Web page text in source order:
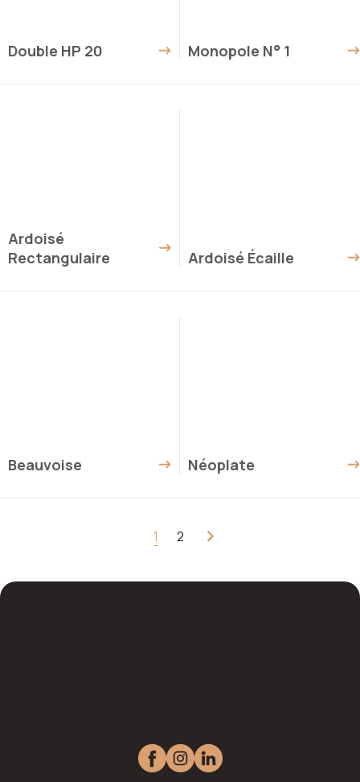
Double HP 20 Monopole N° 1
Ardoisé
Rectangulaire
Ardoisé Écaille
Beauvoise Néoplate
1 2